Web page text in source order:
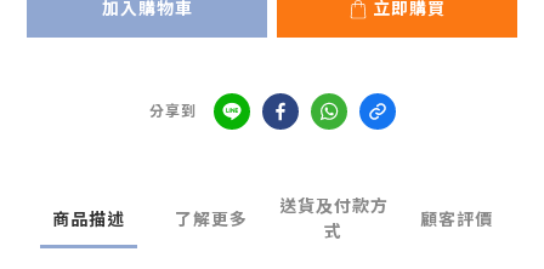
加入購物車 立即購買
分享到
商品描述 了解更多
送貨及付款方
式
顧客評價